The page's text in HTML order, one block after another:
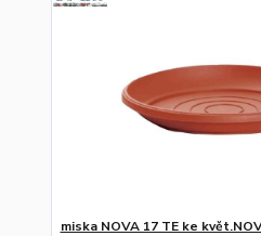
miska NOVA 17 TE ke